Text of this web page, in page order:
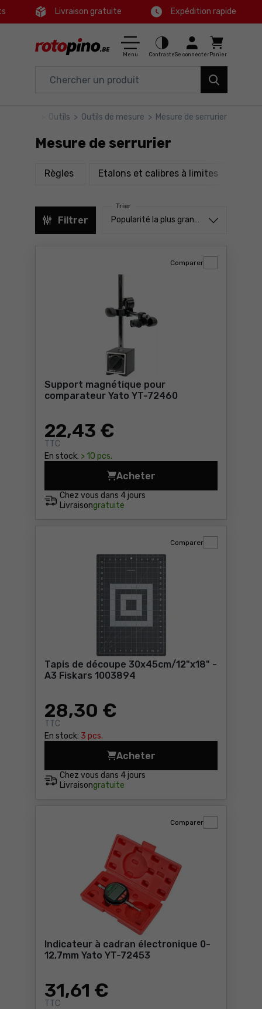
Ctrl M
Menu principal
Filtres
Produits
Livraison gratuite Expédition rapide
Menu ContrasteSe connecter Panier
Maison & Jardin
Outils > Outils de mesure > Mesure de serrurier
Mesure de serrurier
Règles produitsEtalons et calibres à limites
Filtrer
Trier
Trier à partir de
Popularité la plus grande
Support magnétique pour
comparateur Yato YT-72460
22,43 €
TTC
En stock: > 10 pcs.
Comparer
Chez vous dans 4 jours
Livraisongratuite
Acheter
Support magnétique pour
Tapis de découpe 30x45cm/12"x18" -
A3 Fiskars 1003894
28,30 €
TTC
En stock: 3 pcs.
Comparer
Chez vous dans 4 jours
Livraisongratuite
Acheter
Tapis de découpe
Indicateur à cadran électronique 0-
12,7mm Yato YT-72453
31,61 €
TTC
Comparer